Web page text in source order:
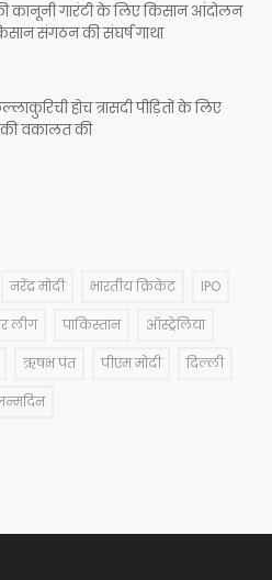
कानूनी गारंटी के लिए किसान आंदोलन
संगठन की संघर्ष गाथा
होच त्रासदी पीड़ितों के लिए
की वकालत की
नरेंद्र मोदी भारतीय क्रिकेट IPO
लीग पाकिस्तान ऑस्ट्रेलिया
ऋषभ पंत पीएम मोदी दिल्ली